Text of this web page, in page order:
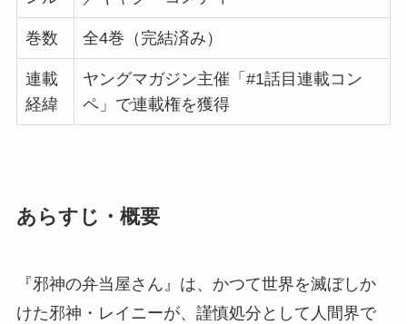
巻数 全4巻（完結済み）
連載
経緯
ヤングマガジン主催「#1話目連載コン
ペ」で連載権を獲得
あらすじ・概要
『邪神の弁当屋さん』は、かつて世界を滅ぼしか
けた邪神・レイニーが、謹慎処分として人間界で